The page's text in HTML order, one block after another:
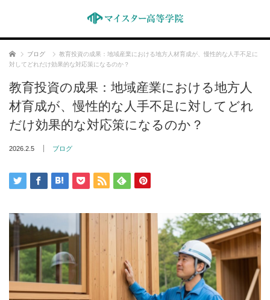
ホーム ブログ
教育投資の成果：地域産業における地方人材育成が、慢性的な人手不足に
対してどれだけ効果的な対応策になるのか？
教育投資の成果：地域産業における地方人
材育成が、慢性的な人手不足に対してどれ
だけ効果的な対応策になるのか？
2026.2.5 ブログ